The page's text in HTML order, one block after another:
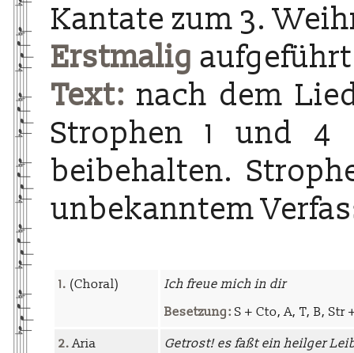
Kantate zum 3.
Erstmalig aufgeführt
Text: nach dem
Strophen 1 und
beibehalten.
unbekanntem
1. (Choral)
Ich freue mich in dir
Besetzung: S + Cto, A, T, B, Str
2.Aria
Getrost! es faßt ein heilger